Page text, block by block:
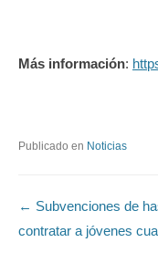
Más información:
Publicado en Noticias
Navegación de
← Subvenciones de
contratar a jóvenes